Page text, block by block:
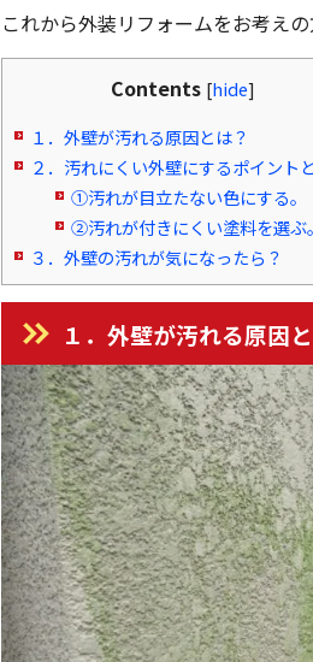
これから外装リフォームをお考え
Contents [hide]
１．外壁が汚れる原因とは？
２．汚れにくい外壁にするポイント
①汚れが目立たない色にする。
②汚れが付きにくい塗料を選ぶ。
３．外壁の汚れが気になったら？
１．外壁が汚れる原因